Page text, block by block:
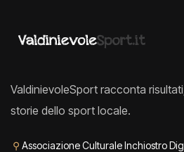
ValdinievoleSport racconta
storie dello sport locale.
⚲ Associazione Culturale Inchiostro